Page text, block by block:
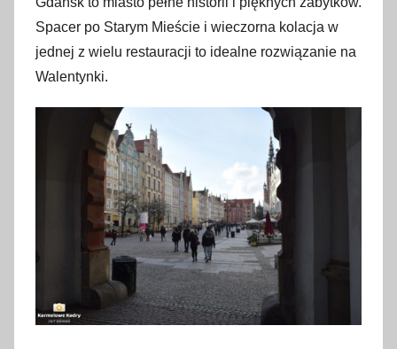
Spacer po Starym Mieście i wieczorna kolacja w
jednej z wielu restauracji to idealne rozwiązanie na
Walentynki.